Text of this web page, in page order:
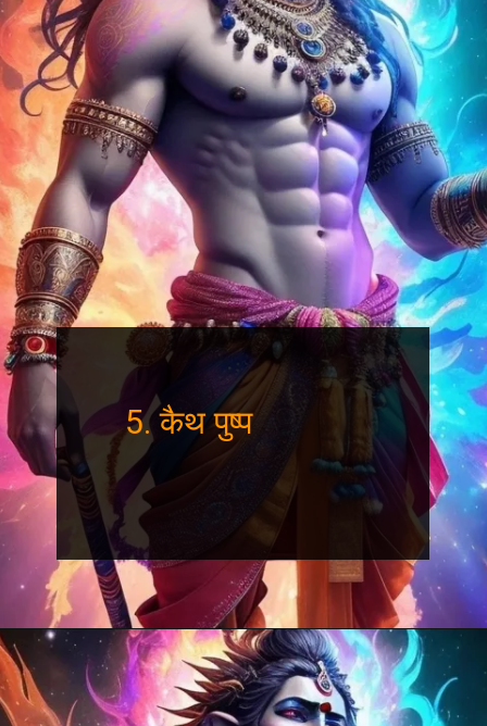
5. कैथ पुष्प